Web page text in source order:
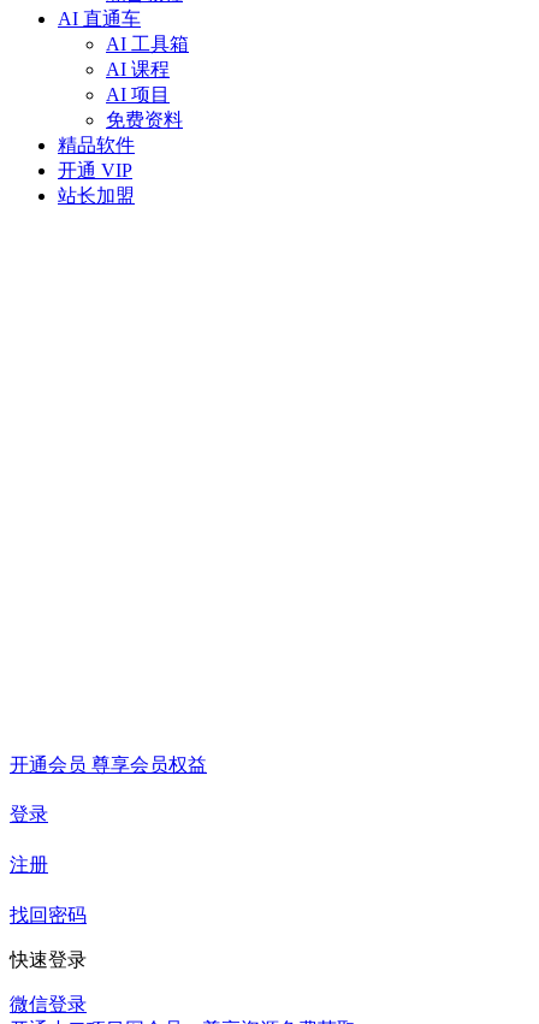
AI 直通车
AI 工具箱
AI 课程
AI 项目
免费资料
精品软件
开通 VIP
站长加盟
开通会员 尊享会员权益
登录
注册
找回密码
快速登录
微信登录